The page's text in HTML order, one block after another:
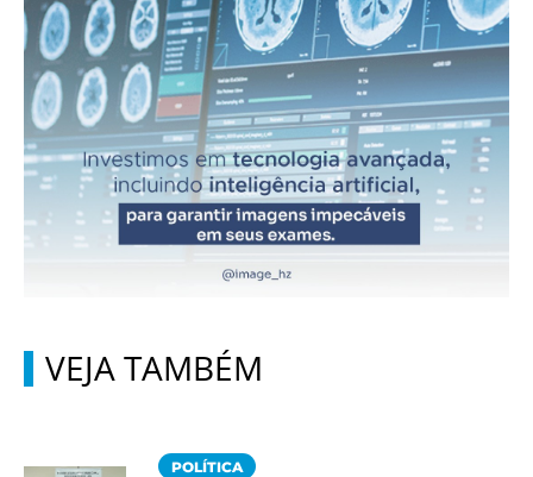
VEJA TAMBÉM
POLÍTICA